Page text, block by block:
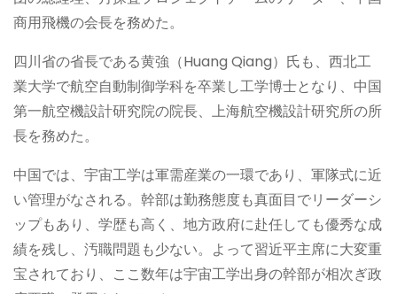
商用飛機の会長を務めた。
四川省の省長である黄強（Huang Qiang）氏も、西北工
業大学で航空自動制御学科を卒業し工学博士となり、中国
第一航空機設計研究院の院長、上海航空機設計研究所の所
長を務めた。
中国では、宇宙工学は軍需産業の一環であり、軍隊式に近
い管理がなされる。幹部は勤務態度も真面目でリーダーシ
ップもあり、学歴も高く、地方政府に赴任しても優秀な成
績を残し、汚職問題も少ない。よって習近平主席に大変重
宝されており、ここ数年は宇宙工学出身の幹部が相次ぎ政